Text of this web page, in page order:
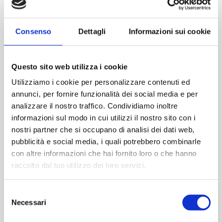
Consenso Dettagli Informazioni sui cookie
Questo sito web utilizza i cookie
Utilizziamo i cookie per personalizzare contenuti ed
annunci, per fornire funzionalità dei social media e per
analizzare il nostro traffico. Condividiamo inoltre
informazioni sul modo in cui utilizzi il nostro sito con i
nostri partner che si occupano di analisi dei dati web,
pubblicità e social media, i quali potrebbero combinarle
con altre informazioni che hai fornito loro o che hanno
raccolto dal tuo utilizzo dei loro servizi.
delNecessari
OPTIONAL
Mechanisches Schloss mit 5 Schließpunkten
Selbstblockierendes mechanisches Schloss mit
drei Schließpunkten
Selbstblockierendes mechanisches Schloss mit 5
Schließpunkten
Motorisiertes Schloss mit drei Schließpunkten
Panzerschloss